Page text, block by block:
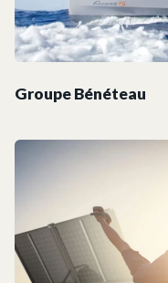
Groupe Bénéteau